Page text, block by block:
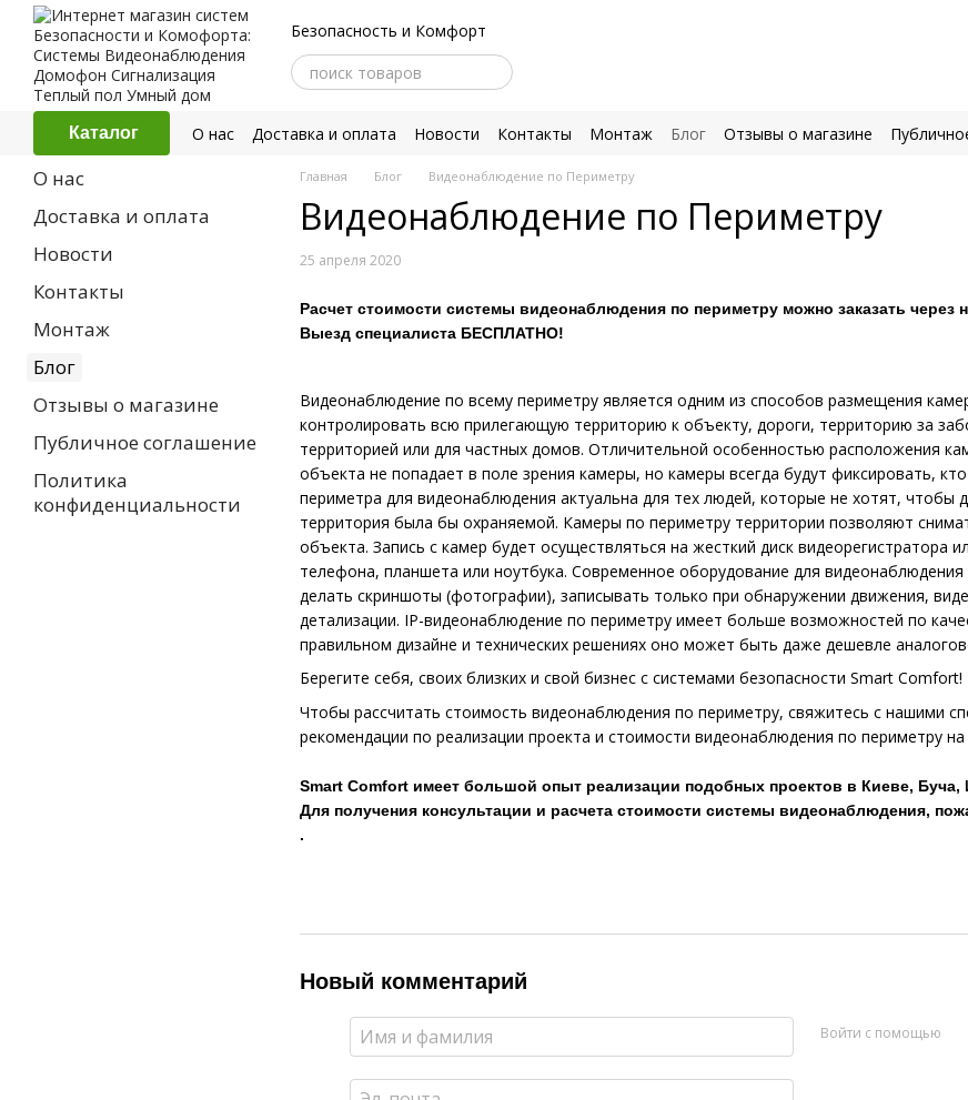
Перейти к основному контенту
Безопасность и Комфорт
Каталог О нас Доставка и оплата Новости Контакты Монтаж Блог Отзывы о магазине
Главная Блог Видеонаблюдение по Периметру
Видеонаблюдение по Периметру
25 апреля 2020
Расчет стоимости системы видеонаблюдения по периметру можно заказать через
Выезд специалиста БЕСПЛАТНО!
Видеонаблюдение по всему периметру является одним из способов размещения
контролировать всю прилегающую территорию к объекту, дороги, территорию за
территорией или для частных домов. Отличительной особенностью расположения
объекта не попадает в поле зрения камеры, но камеры всегда будут фиксировать,
периметра для видеонаблюдения актуальна для тех людей, которые не хотят, чтобы
территория была бы охраняемой. Камеры по периметру территории позволяют
объекта. Запись с камер будет осуществляться на жесткий диск
телефона, планшета или ноутбука. Современное оборудование для
делать скриншоты (фотографии), записывать только при обнаружении движения,
детализации. IP-видеонаблюдение по периметру имеет больше возможностей по
правильном дизайне и технических решениях оно может быть даже дешевле
Берегите себя, своих близких и свой бизнес с системами безопасности Smart Comfort!
Чтобы рассчитать стоимость видеонаблюдения по периметру, свяжитесь с нашими
рекомендации по реализации проекта и стоимости видеонаблюдения по периметру
Smart Comfort имеет большой опыт реализации подобных проектов в Киеве, Буча,
Для получения консультации и расчета стоимости системы видеонаблюдения,
.
Новый комментарий
Войти с помощью
О нас
Доставка и оплата
Новости
Контакты
Монтаж
Блог
Отзывы о магазине
Публичное соглашение
Политика
конфиденциальности